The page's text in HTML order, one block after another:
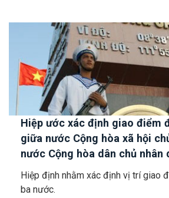
Hiệp ước xác định giao điểm
giữa nước Cộng hòa xã hội
nước Cộng hòa dân chủ nhân
Cộng hòa nhân dân Trung Hoa
Hiệp định nhằm xác định vị trí giao
ba nước.